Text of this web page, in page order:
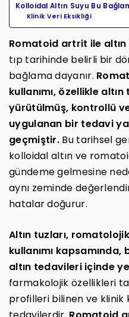
Kolloidal Altın Suyu Bu
Klinik Veri Eksikliği
Romatoid artrit ile altın
tıp tarihinde belirli bir
bağlama dayanır.
kullanımı, özellikle
yürütülmüş, kontrollü
uygulanan bir tedavi
geçmiştir. Bu tarihsel
kolloidal altın ve
gündeme gelmesine
aynı zeminde
hatalar doğurur.
Altın tuzları,
kullanımı
altın tedavileri içinde
farmakolojik özellikleri
profilleri bilinen ve klinik